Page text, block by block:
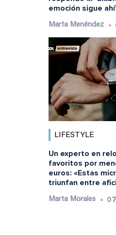
emoción sigue
Marta Menéndez
LIFESTYLE
Un experto en
favoritos por
euros: «Estas
triunfan entre
Marta Morales